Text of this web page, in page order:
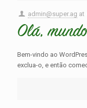
admin@super.ag at
Olá,
Bem-vindo ao
exclua-o, e então